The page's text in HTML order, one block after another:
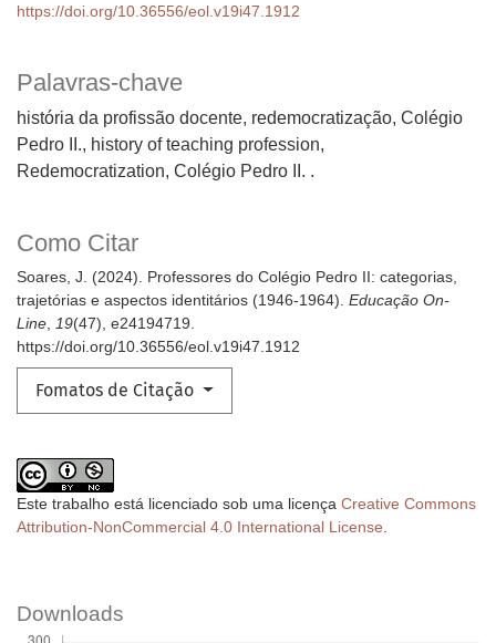
Palavras-chave
história da profissão docente, redemocratização, Colégio
Pedro II.
history of teaching profession,
Redemocratization, Colégio Pedro II. .
Como Citar
Soares, J. (2024). Professores do Colégio Pedro II: categorias,
trajetórias e aspectos identitários (1946-1964). Educação On-
Line, 19(47), e24194719.
https://doi.org/10.36556/eol.v19i47.1912
Fomatos de Citação
https://doi.org/10.36556/eol.v19i47.1912
Este trabalho está licenciado sob uma licença Creative Commons
Attribution-NonCommercial 4.0 International License.
Downloads